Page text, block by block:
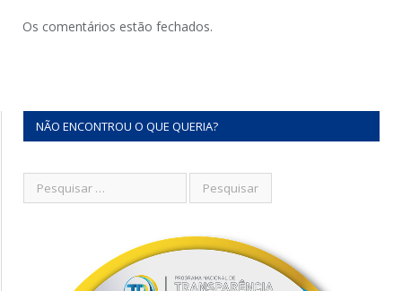
Os comentários estão fechados.
NÃO ENCONTROU O QUE QUERIA?